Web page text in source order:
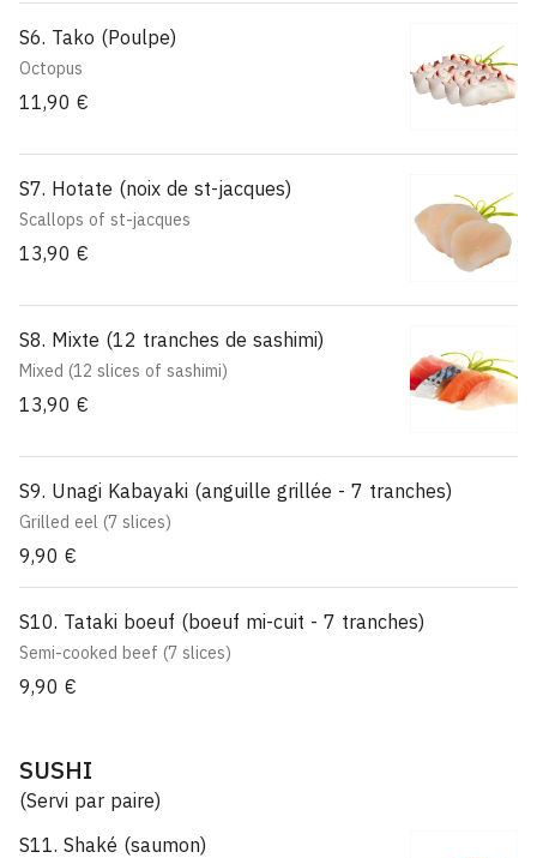
S6. Tako (Poulpe)
Octopus
11,90 €
S7. Hotate (noix de st-jacques)
Scallops of st-jacques
13,90 €
S8. Mixte (12 tranches de sashimi)
Mixed (12 slices of sashimi)
13,90 €
S9. Unagi Kabayaki (anguille grillée - 7 tranches)
Grilled eel (7 slices)
9,90 €
S10. Tataki boeuf (boeuf mi-cuit - 7 tranches)
Semi-cooked beef (7 slices)
9,90 €
SUSHI
(Servi par paire)
S11. Shaké (saumon)